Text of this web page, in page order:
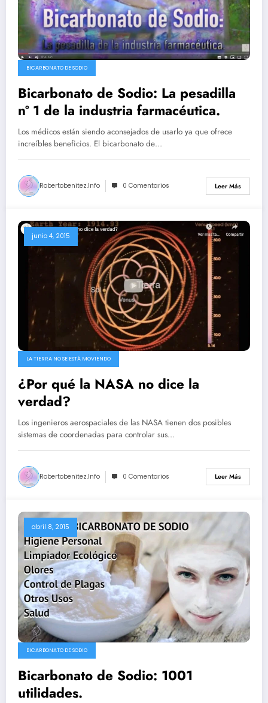
BICARBONATO DE SODIO
Bicarbonato de Sodio: La pesadilla
nº 1 de la industria farmacéutica.
Los médicos están siendo aconsejados de usarlo ya que ofrece
increíbles beneficios. El bicarbonato de…
Robertobenitez.info 0 Comentarios Leer Más
junio 4, 2015
LA TIERRA NO SE ESTÁ MOVIENDO
¿Por qué la NASA no dice la
verdad?
Los ingenieros aerospaciales de las NASA tienen dos posibles
sistemas de coordenadas para controlar sus…
Robertobenitez.info 0 Comentarios Leer Más
abril 8, 2015
BICARBONATO DE SODIO
Bicarbonato de Sodio: 1001
utilidades.